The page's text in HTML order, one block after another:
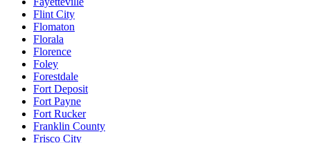
Flint City
Flomaton
Florala
Florence
Foley
Forestdale
Fort Deposit
Fort Payne
Fort Rucker
Franklin County
Frisco City